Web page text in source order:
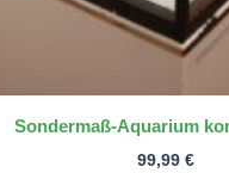
Sondermaß-Aquarium
99,99 €